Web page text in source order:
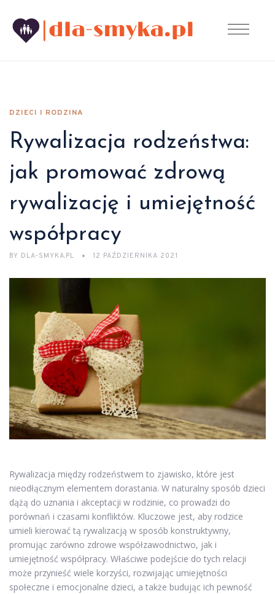
DZIECI I RODZINA
Rywalizacja rodzeństwa:
jak promować zdrową
rywalizację i umiejętność
współpracy
BY DLA-SMYKA.PL 12 PAŹDZIERNIKA 2021
Rywalizacja między rodzeństwem to zjawisko, które jest
nieodłącznym elementem dorastania. W naturalny sposób dzieci
dążą do uznania i akceptacji w rodzinie, co prowadzi do
porównań i czasami konfliktów. Kluczowe jest, aby rodzice
umieli kierować tą rywalizacją w sposób konstruktywny,
promując zarówno zdrowe współzawodnictwo, jak i
umiejętność współpracy. Właściwe podejście do tych relacji
może przynieść wiele korzyści, rozwijając umiejętności
społeczne i emocjonalne dzieci, a także budując ich pewność